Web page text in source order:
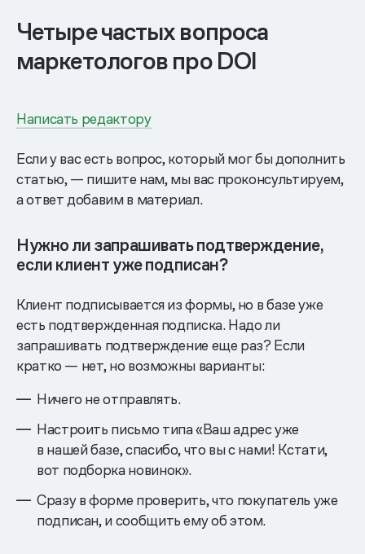
Четыре частых вопроса
маркетологов про DOI
Написать редактору
Если у вас есть вопрос, который мог бы дополнить
статью, — пишите нам, мы вас проконсультируем,
а ответ добавим в материал.
Нужно ли запрашивать подтверждение,
если клиент уже подписан?
Клиент подписывается из формы, но в базе уже
есть подтвержденная подписка. Надо ли
запрашивать подтверждение еще раз? Если
кратко — нет, но возможны варианты:
Ничего не отправлять.
Настроить письмо типа «Ваш адрес уже
в нашей базе, спасибо, что вы с нами! Кстати,
вот подборка новинок».
Сразу в форме проверить, что покупатель уже
подписан, и сообщить ему об этом.